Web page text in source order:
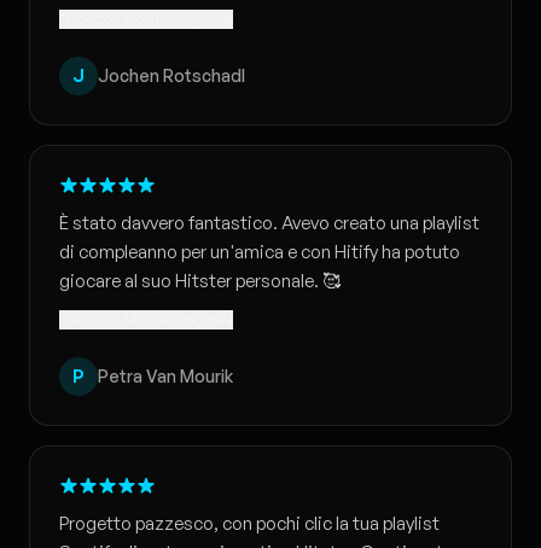
J Jochen Rotschadl
È stato davvero fantastico. Avevo creato una playlist
di compleanno per un'amica e con Hitify ha potuto
giocare al suo Hitster personale. 🥰
P Petra Van Mourik
Progetto pazzesco, con pochi clic la tua playlist